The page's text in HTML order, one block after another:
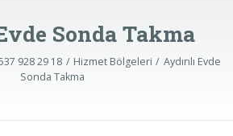
Sonda Takma
928 29 18 Hizmet Bölgeleri
Aydınlı Evde
Sonda Takma